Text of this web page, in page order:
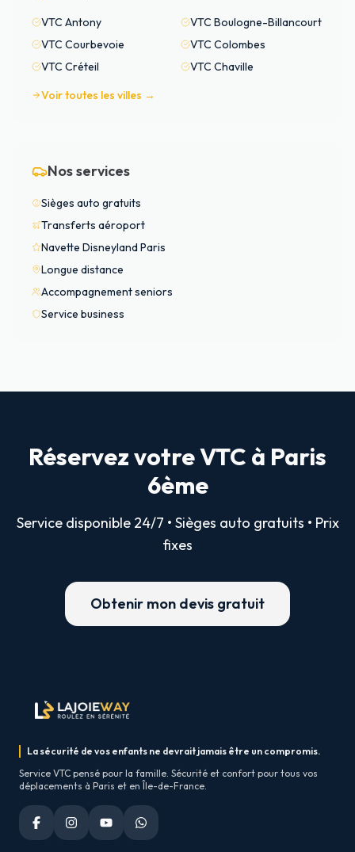
VTC Antony VTC Boulogne-Billancourt
VTC Courbevoie VTC Colombes
VTC Créteil VTC Chaville
Voir toutes les villes →
Nos services
Sièges auto gratuits
Transferts aéroport
Navette Disneyland Paris
Longue distance
Accompagnement seniors
Service business
Réservez votre VTC à Paris
6ème
Service disponible 24/7 • Sièges auto gratuits • Prix
fixes
Obtenir mon devis gratuit
La sécurité de vos enfants ne devrait jamais être un compromis.
Service VTC pensé pour la famille. Sécurité et confort pour tous vos
déplacements à Paris et en Île-de-France.